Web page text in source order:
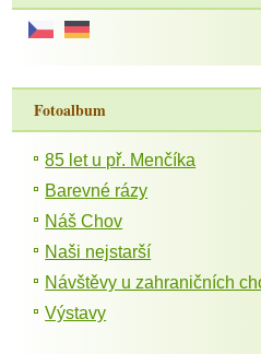
Fotoalbum
85 let u př. Menčíka
Barevné rázy
Náš Chov
Naši nejstarší
Návštěvy u zahraničních
Výstavy